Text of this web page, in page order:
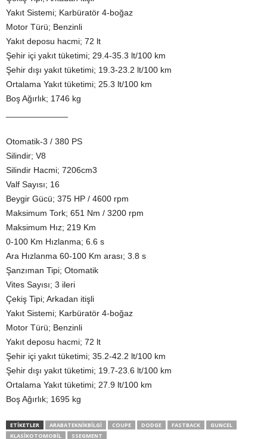
Yakıt Sistemi; Karbüratör 4-boğaz
Motor Türü; Benzinli
Yakıt deposu hacmi; 72 lt
Şehir içi yakıt tüketimi; 29.4-35.3 lt/100 km
Şehir dışı yakıt tüketimi; 19.3-23.2 lt/100 km
Ortalama Yakıt tüketimi; 25.3 lt/100 km
Boş Ağırlık; 1746 kg
Otomatik-3 / 380 PS
Silindir; V8
Silindir Hacmi; 7206cm3
Valf Sayısı; 16
Beygir Gücü; 375 HP / 4600 rpm
Maksimum Tork; 651 Nm / 3200 rpm
Maksimum Hız; 219 Km
0-100 Km Hızlanma; 6.6 s
Ara Hızlanma 60-100 Km arası; 3.8 s
Şanzıman Tipi; Otomatik
Vites Sayısı; 3 ileri
Çekiş Tipi; Arkadan itişli
Yakıt Sistemi; Karbüratör 4-boğaz
Motor Türü; Benzinli
Yakıt deposu hacmi; 72 lt
Şehir içi yakıt tüketimi; 35.2-42.2 lt/100 km
Şehir dışı yakıt tüketimi; 19.7-23.6 lt/100 km
Ortalama Yakıt tüketimi; 27.9 lt/100 km
Boş Ağırlık; 1695 kg
ETIKETLER ARABATEKNIKBILGI COUPE DODGE FASTBACK
GUNCEL
KLASIKOTOMOBIL
SSEGMENT